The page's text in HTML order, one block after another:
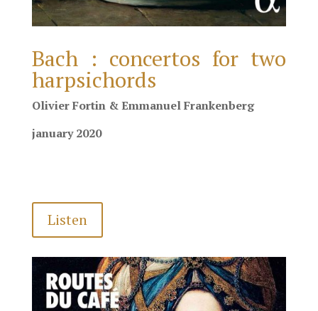
Bach : concertos for two
harpsichords
Olivier Fortin & Emmanuel Frankenberg
january 2020
Listen